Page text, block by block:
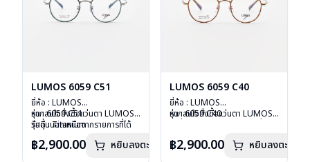
LUMOS 6059 C51
ยี่ห้อ : LUMOS
รุ่น : 6059 C51
วัสดุ : Titanium
บานพับ : ไม่มีสปริง
หากสนใจสั่งชื้อแว่นตา LUMOS
รุ่นอื่นนอกเหนือจากรายการที่ได้
฿2,900.00 หยิบลงตะกร้า
LUMOS 6059 C40
ยี่ห้อ : LUMOS
รุ่น : 6059 C40
บานพับ : ไม่มีสปริง
หากสนใจสั่งชื้อแว่นตา LUMOS
฿2,900.00 หยิบลงตะกร้า